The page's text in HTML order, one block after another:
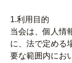
1.利用目的
当会は、個人情
に、法で定める
要な範囲内にお